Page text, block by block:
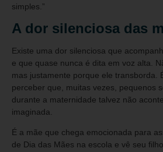
simples.”
A dor silenciosa das
Existe uma dor silenciosa que
e que quase nunca é dita em voz alta.
mas justamente porque ele transborda.
perceber que, muitas vezes, pequenos
durante a maternidade talvez não
imaginada.
É a mãe que chega emocionada para
de Dia das Mães na escola e vê seu